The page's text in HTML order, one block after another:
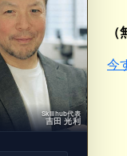
Skillhub代表
吉田 光利
今